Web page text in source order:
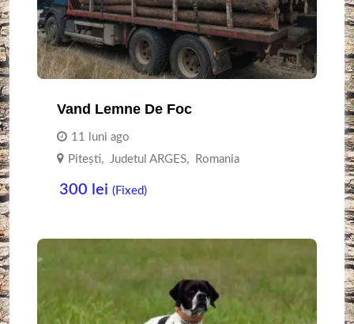
Vand Lemne De Foc
11 luni ago
Piteşti, Judetul ARGES, Romania
300 lei (Fixed)